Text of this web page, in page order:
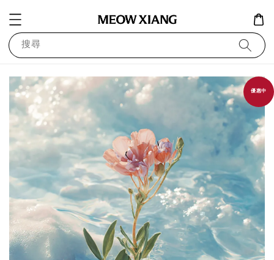
搜尋
優惠中